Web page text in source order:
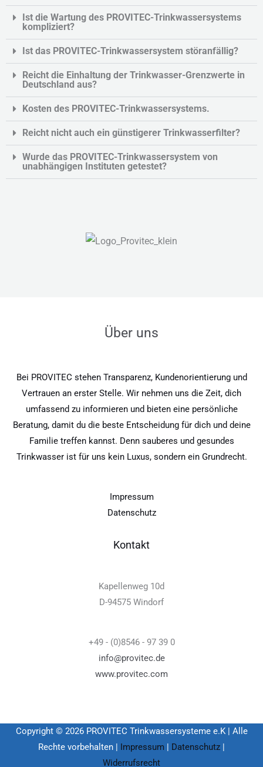
Ist die Wartung des PROVITEC-Trinkwassersystems
kompliziert?
Ist das PROVITEC-Trinkwassersystem störanfällig?
Reicht die Einhaltung der Trinkwasser-Grenzwerte in
Deutschland aus?
Kosten des PROVITEC-Trinkwassersystems.
Reicht nicht auch ein günstigerer Trinkwasserfilter?
Wurde das PROVITEC-Trinkwassersystem von
unabhängigen Instituten getestet?
Über uns
Bei PROVITEC stehen Transparenz, Kundenorientierung und
Vertrauen an erster Stelle. Wir nehmen uns die Zeit, dich
umfassend zu informieren und bieten eine persönliche
Beratung, damit du die beste Entscheidung für dich und deine
Familie treffen kannst. Denn sauberes und gesundes
Trinkwasser ist für uns kein Luxus, sondern ein Grundrecht.
Impressum
Datenschutz
Kontakt
Kapellenweg 10d
D-94575 Windorf
+49 - (0)8546 - 97 39 0
info@provitec.de
www.provitec.com
Copyright © 2026 PROVITEC Trinkwassersysteme e.K | Alle
Rechte vorbehalten | Impressum | Datenschutz |
Widerrufsrecht